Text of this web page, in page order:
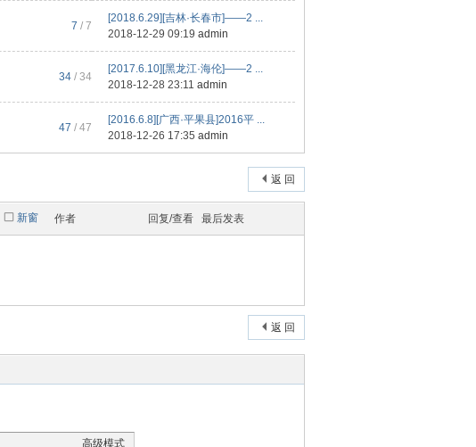
7 / 7
[2018.6.29][吉林·长春市]——2 ...
2018-12-29 09:19 admin
34 / 34
[2017.6.10][黑龙江·海伦]——2 ...
2018-12-28 23:11 admin
47 / 47
[2016.6.8][广西·平果县]2016平 ...
2018-12-26 17:35 admin
返 回
新窗 作者 回复/查看 最后发表
返 回
高级模式